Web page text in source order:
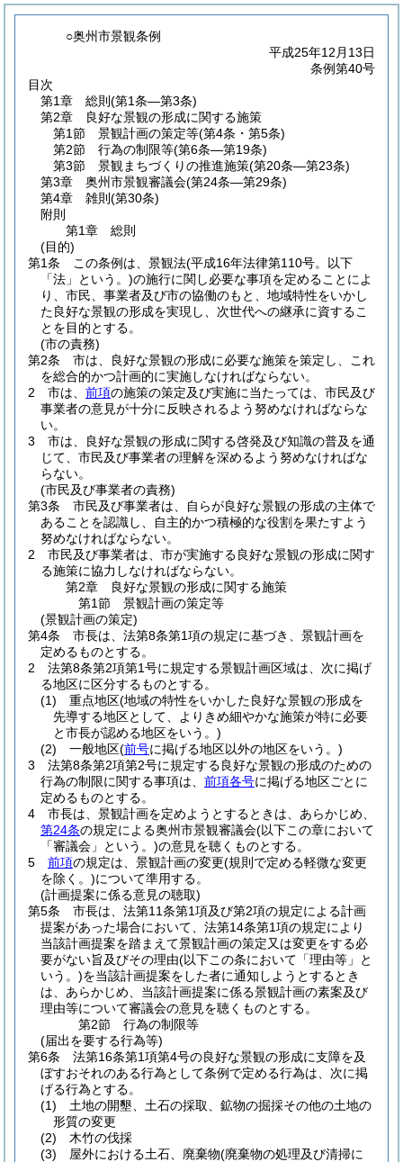
○奥州市景観条例
平成25年12月13日
条例第40号
目次
第1章
総則 (第1条―第3条)
第2章
良好な景観の形成に関する施策
第1節
景観計画の策定等(第4条・第5条)
第2節
行為の制限等(第6条―第19条)
第3節
景観まちづくりの推進施策(第20条―第23条)
第3章
奥州市景観審議会(第24条―第29条)
第4章
雑則 (第30条)
附則
第1章
総則
(目的)
第1条
この条例は、景観法(平成16年法律第110号。以下
「法」という。)の施行に関し必要な事項を定めることによ
り、市民、事業者及び市の協働のもと、地域特性をいかし
た良好な景観の形成を実現し、次世代への継承に資するこ
とを目的とする。
(市の責務)
第2条
市は、良好な景観の形成に必要な施策を策定し、これ
を総合的かつ計画的に実施しなければならない。
2
市は、 前項の施策の策定及び実施に当たっては、市民及び
事業者の意見が十分に反映されるよう努めなければならな
い。
3
市は、良好な景観の形成に関する啓発及び知識の普及を通
じて、市民及び事業者の理解を深めるよう努めなければな
らない。
(市民及び事業者の責務)
第3条
市民及び事業者は、自らが良好な景観の形成の主体で
あることを認識し、自主的かつ積極的な役割を果たすよう
努めなければならない。
2
市民及び事業者は、市が実施する良好な景観の形成に関す
る施策に協力しなければならない。
第2章
良好な景観の形成に関する施策
第1節
景観計画の策定等
(景観計画の策定)
第4条
市長は、法第8条第1項の規定に基づき、景観計画を
定めるものとする。
2
法第8条第2項第1号に規定する景観計画区域は、次に掲げ
る地区に区分するものとする。
(1)
重点地区(地域の特性をいかした良好な景観の形成を
先導する地区として、よりきめ細やかな施策が特に必要
と市長が認める地区をいう。)
(2)
一般地区(前号に掲げる地区以外の地区をいう。)
3
法第8条第2項第2号に規定する良好な景観の形成のための
行為の制限に関する事項は、 前項各号に掲げる地区ごとに
定めるものとする。
4
市長は、景観計画を定めようとするときは、あらかじめ、
第24条の規定による奥州市景観審議会(以下この章において
「審議会」という。)の意見を聴くものとする。
5
前項の規定は、景観計画の変更(規則で定める軽微な変更
を除く。)について準用する。
(計画提案に係る意見の聴取)
第5条
市長は、法第11条第1項及び第2項の規定による計画
提案があった場合において、法第14条第1項の規定により
当該計画提案を踏まえて景観計画の策定又は変更をする必
要がない旨及びその理由(以下この条において「理由等」と
いう。)を当該計画提案をした者に通知しようとするとき
は、あらかじめ、当該計画提案に係る景観計画の素案及び
理由等について審議会の意見を聴くものとする。
第2節
行為の制限等
(届出を要する行為等)
第6条
法第16条第1項第4号の良好な景観の形成に支障を及
ぼすおそれのある行為として条例で定める行為は、次に掲
げる行為とする。
(1)
土地の開墾、土石の採取、鉱物の掘採その他の土地の
形質の変更
(2)
木竹の伐採
(3)
屋外における土石、廃棄物(廃棄物の処理及び清掃に